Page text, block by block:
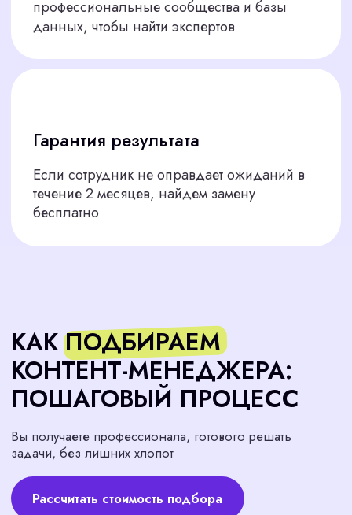
Поддерживаем нового сотрудника в
период адаптации, чтобы он быстрее
влился в работу
ПОДБИРАЕМ КОНТЕНТ-
МЕНЕДЖЕРОВ ДЛЯ РАЗНЫХ
ЗАДАЧ